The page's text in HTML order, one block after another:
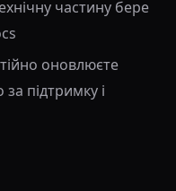
частину бере
оновлюєте
підтримку і